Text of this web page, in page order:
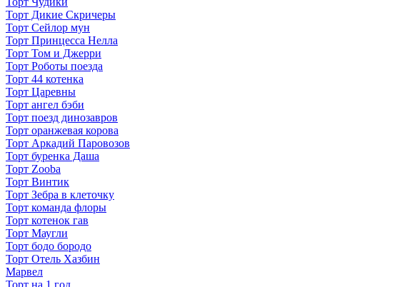
Торт Дикие Скричеры
Торт Сейлор мун
Торт Принцесса Нелла
Торт Том и Джерри
Торт Роботы поезда
Торт 44 котенка
Торт Царевны
Торт ангел бэби
Торт поезд динозавров
Торт оранжевая корова
Торт Аркадий Паровозов
Торт буренка Даша
Торт Zooba
Торт Винтик
Торт Зебра в клеточку
Торт команда флоры
Торт котенок гав
Торт Маугли
Торт бодо бородо
Торт Отель Хазбин
Марвел
Торт на 1 год